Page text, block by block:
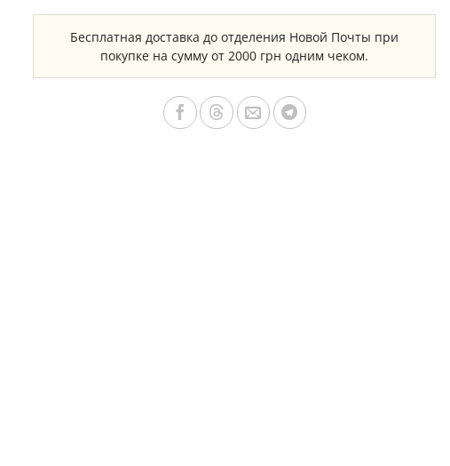
Бесплатная доставка до отделения Новой Почты при
покупке на сумму от 2000 грн одним чеком.